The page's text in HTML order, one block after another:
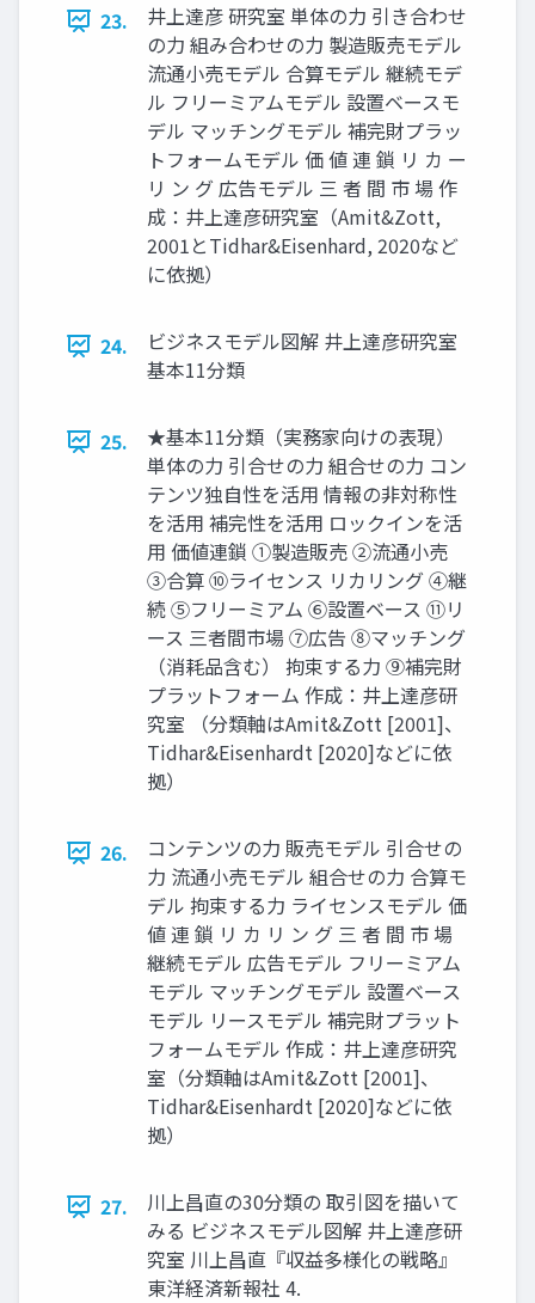
23.
井上達彦 研究室 単体の力 引き合わせ
の力 組み合わせの力 製造販売モデル
流通小売モデル 合算モデル 継続モデ
ル フリーミアムモデル 設置ベースモ
デル マッチングモデル 補完財プラッ
トフォームモデル 価 値 連 鎖 リ カ ー
リ ン グ 広告モデル 三 者 間 市 場 作
成：井上達彦研究室（Amit&Zott,
2001とTidhar&Eisenhard, 2020など
に依拠）
24.
ビジネスモデル図解 井上達彦研究室
基本11分類
25.
★基本11分類（実務家向けの表現）
単体の力 引合せの力 組合せの力 コン
テンツ独自性を活用 情報の非対称性
を活用 補完性を活用 ロックインを活
用 価値連鎖 ①製造販売 ②流通小売
③合算 ⑩ライセンス リカリング ④継
続 ⑤フリーミアム ⑥設置ベース ⑪リ
ース 三者間市場 ⑦広告 ⑧マッチング
（消耗品含む） 拘束する力 ⑨補完財
プラットフォーム 作成：井上達彦研
究室 （分類軸はAmit&Zott [2001]、
Tidhar&Eisenhardt [2020]などに依
拠）
26.
コンテンツの力 販売モデル 引合せの
力 流通小売モデル 組合せの力 合算モ
デル 拘束する力 ライセンスモデル 価
値 連 鎖 リ カ リ ン グ 三 者 間 市 場
継続モデル 広告モデル フリーミアム
モデル マッチングモデル 設置ベース
モデル リースモデル 補完財プラット
フォームモデル 作成：井上達彦研究
室（分類軸はAmit&Zott [2001]、
Tidhar&Eisenhardt [2020]などに依
拠）
27.
川上昌直の30分類の 取引図を描いて
みる ビジネスモデル図解 井上達彦研
究室 川上昌直『収益多様化の戦略』
東洋経済新報社 4.